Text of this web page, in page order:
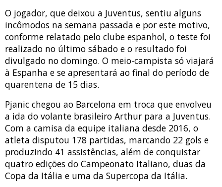
O jogador, que deixou a Juventus, sentiu alguns
incômodos na semana passada e por este motivo,
conforme relatado pelo clube espanhol, o teste foi
realizado no último sábado e o resultado foi
divulgado no domingo. O meio-campista só viajará
à Espanha e se apresentará ao final do período de
quarentena de 15 dias.
Pjanic chegou ao Barcelona em troca que envolveu
a ida do volante brasileiro Arthur para a Juventus.
Com a camisa da equipe italiana desde 2016, o
atleta disputou 178 partidas, marcando 22 gols e
produzindo 41 assistências, além de conquistar
quatro edições do Campeonato Italiano, duas da
Copa da Itália e uma da Supercopa da Itália.